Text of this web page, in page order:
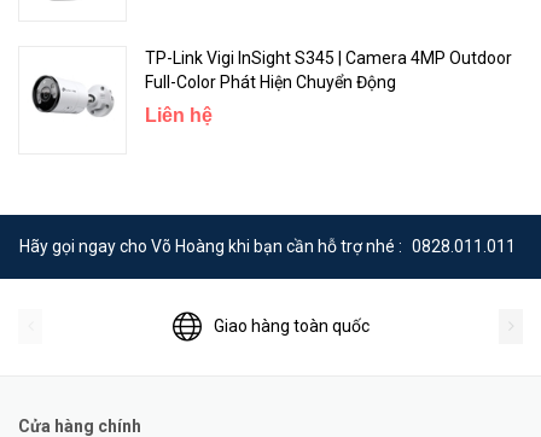
TP-Link Vigi InSight S345 | Camera 4MP Outdoor
Full-Color Phát Hiện Chuyển Động
Liên hệ
Hãy gọi ngay cho Võ Hoàng khi bạn cần hỗ trợ nhé : 0828.011.011
Giao hàng toàn quốc
Cửa hàng chính